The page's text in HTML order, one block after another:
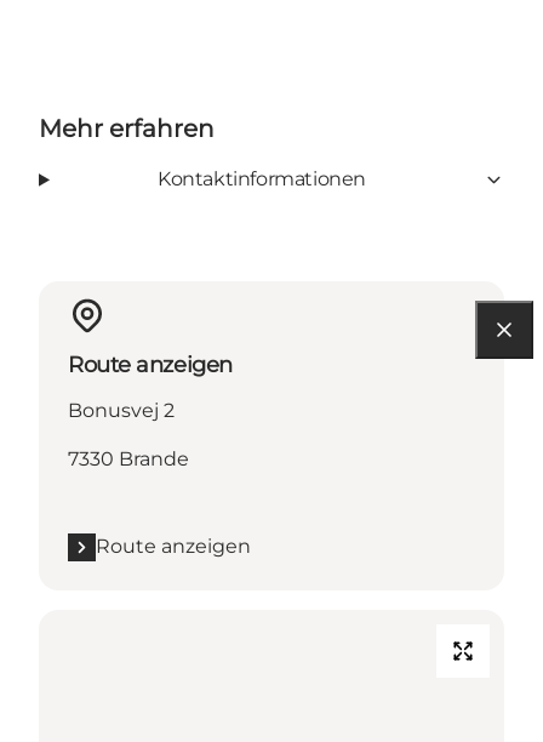
Mehr erfahren
Kontaktinformationen
Route anzeigen
Bonusvej 2
7330 Brande
Route anzeigen